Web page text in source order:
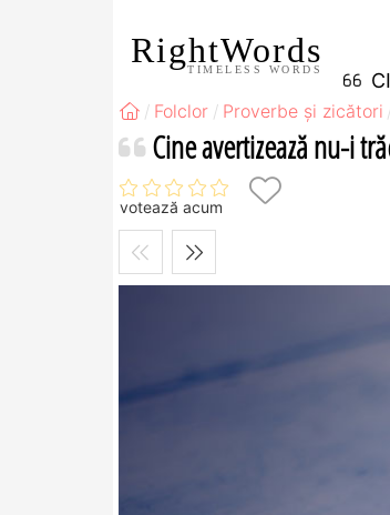
RightWords
TIMELESS WORDS
Folclor Proverbe și zicători
Cine avertizează nu-i
votează acum